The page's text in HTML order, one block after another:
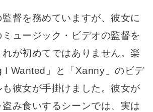
督を務めていますが、彼女に
ュージック・ビデオの監督を
が初めてではありません。楽
I Wanted」と「Xanny」のビデ
彼女が手掛けました。彼女が
み食いするシーンでは、実は